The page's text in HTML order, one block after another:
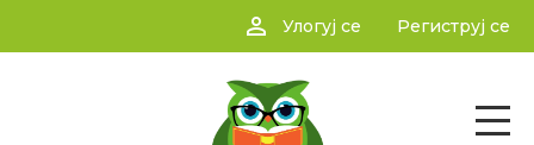
person_outline Улогуј се Региструј се